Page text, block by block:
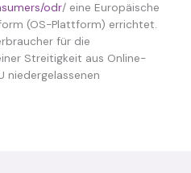
odr/ eine Europäische
(OS-Plattform) errichtet.
für die
Streitigkeit aus Online-
niedergelassenen